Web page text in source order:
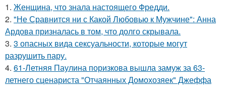
1. Женщина, что знала настоящего Фредди.
2. "Не Сравнится ни с Какой Любовью к Мужчине": Анна
Ардова призналась в том, что долго скрывала.
3. 3 опасных вида сексуальности, которые могут
разрушить пару.
4. 61-Летняя Паулина поризкова вышла замуж за 63-
летнего сценариста "Отчаянных Домохозяек" Джеффа